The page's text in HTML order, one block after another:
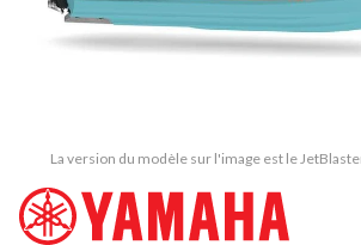
La version du modèle sur l'image est le